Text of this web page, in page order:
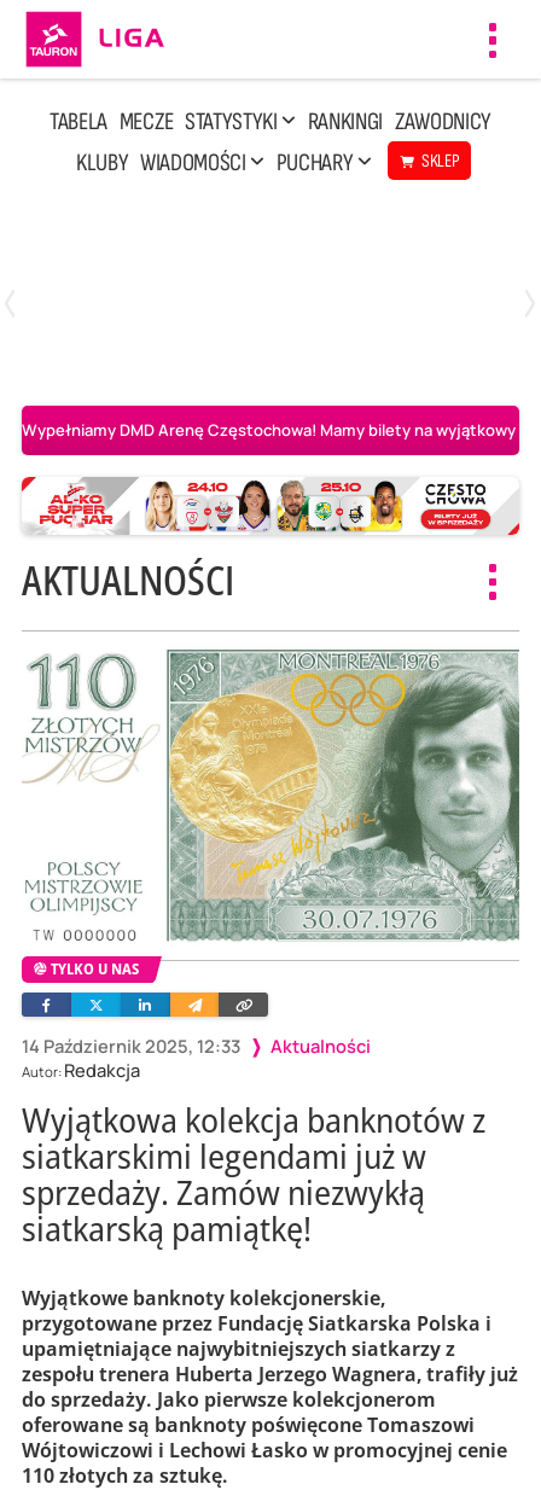
TABELA MECZE STATYSTYKI RANKINGI ZAWODNICY
KLUBY WIADOMOŚCI PUCHARY SKLEP
Wypełniamy DMD Arenę Częstochowa! Mamy bilety na wyjątkowy
AKTUALNOŚCI
TYLKO U NAS
14 Październik 2025, 12:33 Aktualności
Autor: Redakcja
FacebookTwitterLinkedinWyślij
e-
Skopiuj
link
Wyjątkowa kolekcja banknotów z
siatkarskimi legendami już w
sprzedaży. Zamów niezwykłą
siatkarską pamiątkę!
Wyjątkowe banknoty kolekcjonerskie,
przygotowane przez Fundację Siatkarska Polska i
upamiętniające najwybitniejszych siatkarzy z
zespołu trenera Huberta Jerzego Wagnera, trafiły już
do sprzedaży. Jako pierwsze kolekcjonerom
oferowane są banknoty poświęcone Tomaszowi
Wójtowiczowi i Lechowi Łasko w promocyjnej cenie
110 złotych za sztukę.